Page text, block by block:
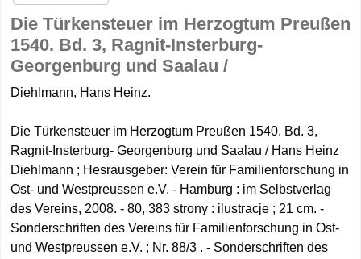
Die Türkensteuer im Herzogtum Preußen
1540. Bd. 3, Ragnit-Insterburg-
Georgenburg und Saalau /
Diehlmann, Hans Heinz.
Die Türkensteuer im Herzogtum Preußen 1540. Bd. 3,
Ragnit-Insterburg- Georgenburg und Saalau / Hans Heinz
Diehlmann ; Hesrausgeber: Verein für Familienforschung in
Ost- und Westpreussen e.V. - Hamburg : im Selbstverlag
des Vereins, 2008. - 80, 383 strony : ilustracje ; 21 cm. -
Sonderschriften des Vereins für Familienforschung in Ost-
und Westpreussen e.V. ; Nr. 88/3 . - Sonderschriften des